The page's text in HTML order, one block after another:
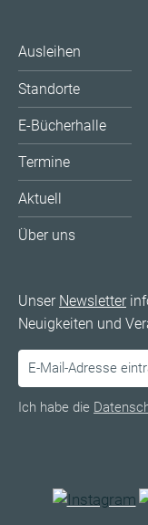
Ausleihen
Standorte
E-Bücherhalle
Termine
Aktuell
Über uns
Unser Newsletter
Neuigkeiten und
Ich habe die